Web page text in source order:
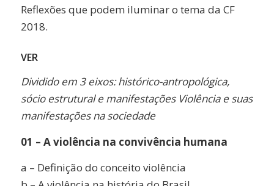
Reflexões que podem iluminar o tema da CF
2018.
VER
Dividido em 3 eixos: histórico-antropológica,
sócio estrutural e manifestações Violência e suas
manifestações na sociedade
01 – A violência na convivência humana
a – Definição do conceito violência